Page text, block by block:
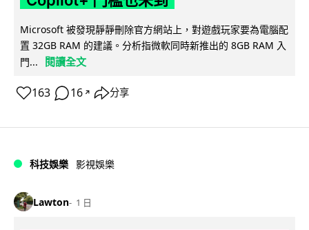
Microsoft 被發現靜靜刪除官方網站上，對遊戲玩家要為電腦配
置 32GB RAM 的建議。分析指微軟同時新推出的 8GB RAM 入
門...
閱讀全文
163 16 ↗ 分享
科技娛樂 影視娛樂
Lawton 1 日